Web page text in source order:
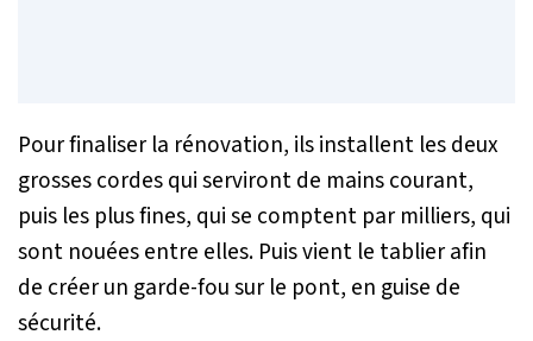
Pour finaliser la rénovation, ils installent les deux
grosses cordes qui serviront de mains courant,
puis les plus fines, qui se comptent par milliers, qui
sont nouées entre elles. Puis vient le tablier afin
de créer un garde-fou sur le pont, en guise de
sécurité.